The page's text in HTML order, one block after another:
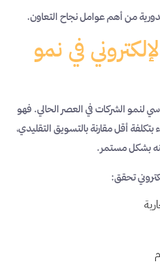
من أهم عوامل نجاح التعاون.
في نمو
لنمو الشركات في العصر الحالي. فهو
أقل مقارنة بالتسويق التقليدي،
بشكل مستمر.
تحقق: